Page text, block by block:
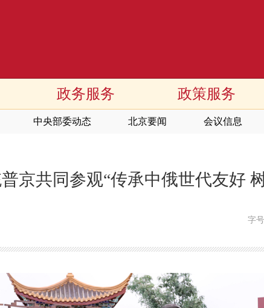
中央部委动态 北京要闻 会议信息
政务服务 政策服务
京共同参观“传承中俄世代友好
字